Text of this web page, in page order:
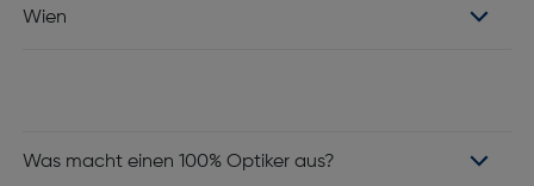
Wien
Was macht einen 100% Optiker aus?